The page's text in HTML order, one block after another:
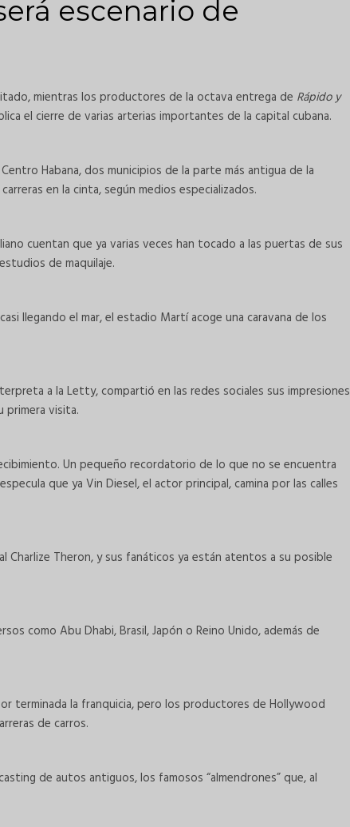
escenario de
mientras los productores de la octava entrega de Rápido y
el cierre de varias arterias importantes de la capital cubana.
Habana, dos municipios de la parte más antigua de la
en la cinta, según medios especializados.
cuentan que ya varias veces han tocado a las puertas de sus
de maquilaje.
llegando el mar, el estadio Martí acoge una caravana de los
a la Letty, compartió en las redes sociales sus impresiones
primera visita.
Un pequeño recordatorio de lo que no se encuentra
que ya Vin Diesel, el actor principal, camina por las calles
Charlize Theron, y sus fanáticos ya están atentos a su posible
como Abu Dhabi, Brasil, Japón o Reino Unido, además de
terminada la franquicia, pero los productores de Hollywood
de carros.
de autos antiguos, los famosos “almendrones” que, al